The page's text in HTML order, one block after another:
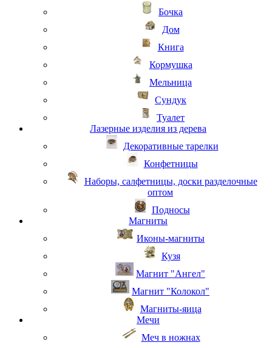
Бочка
Дом
Книга
Кормушка
Мельница
Сундук
Туалет
Лазерные изделия из дерева
Декоративные тарелки
Конфетницы
Наборы, салфетницы, доски разделочные
оптом
Подносы
Магниты
Иконы-магниты
Кузя
Магнит "Ангел"
Магнит "Колокол"
Магниты-яица
Мечи
Меч в ножнах